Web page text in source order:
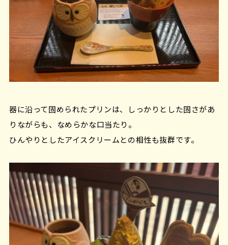
器に沿って固められたプリンは、しっかりとした固さがあ
りながらも、なめらかな口当たり。
ひんやりとしたアイスクリームとの相性も抜群です。